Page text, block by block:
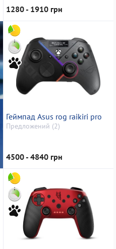
1280 - 1910 грн
Геймпад Asus rog raikiri pro
Предложений (2)
4500 - 4840 грн